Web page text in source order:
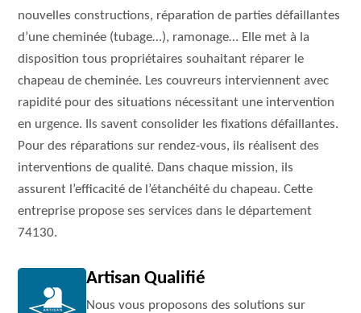
nouvelles constructions, réparation de parties défaillantes
d’une cheminée (tubage…), ramonage… Elle met à la
disposition tous propriétaires souhaitant réparer le
chapeau de cheminée. Les couvreurs interviennent avec
rapidité pour des situations nécessitant une intervention
en urgence. Ils savent consolider les fixations défaillantes.
Pour des réparations sur rendez-vous, ils réalisent des
interventions de qualité. Dans chaque mission, ils
assurent l’efficacité de l’étanchéité du chapeau. Cette
entreprise propose ses services dans le département
74130.
Artisan Qualifié
Nous vous proposons des solutions sur